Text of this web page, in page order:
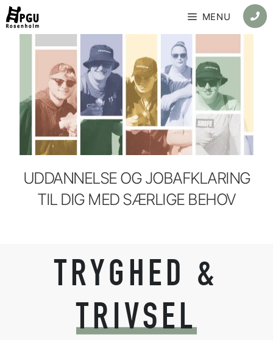
Skip
to
content
MENU
UDDANNELSE OG JOBAFKLARING
TIL DIG MED SÆRLIGE BEHOV
TRYGHED &
TRIVSEL